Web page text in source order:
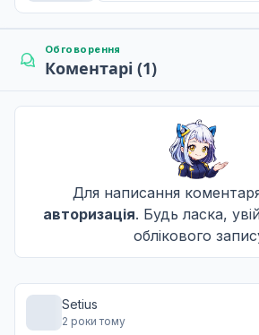
28 лист. 2020
T
Трансфігурація в режимі
Вузьколобий
12 груд. 2020
Для тебе, колись
19 груд. 2020
Обговорення
Коментарі (1)
Для написання
авторизація. Будь ласка,
облікового
Setius
2 роки тому